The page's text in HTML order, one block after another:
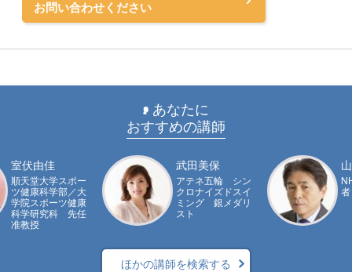
お問い合わせください
あなたに
おすすめの講師
室伏由佳
順天堂大学スポー
ツ健康科学部／大
学院スポーツ健康
科学研究科 先任
准教授
武田美保
アテネ五輪 シン
クロナイズドスイ
ミング 銀メダリ
スト
者
ほかの講師を検索する